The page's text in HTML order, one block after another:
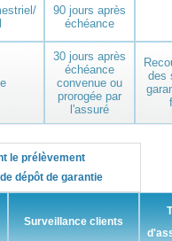
90 jours après
échéance
30 jours après
échéance
convenue ou
prorogée par
l'assuré
des
le prélèvement
dépôt de garantie
Surveillance clients